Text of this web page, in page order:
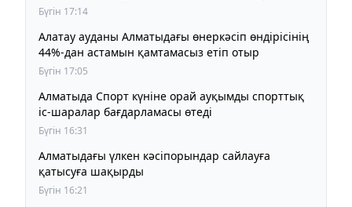
Бүгін 17:14
Алатау ауданы Алматыдағы өнеркәсіп өндірісінің
44%-дан астамын қамтамасыз етіп отыр
Бүгін 17:05
Алматыда Спорт күніне орай ауқымды спорттық
іс-шаралар бағдарламасы өтеді
Бүгін 16:31
Алматыдағы үлкен кәсіпорындар сайлауға
қатысуға шақырды
Бүгін 16:21